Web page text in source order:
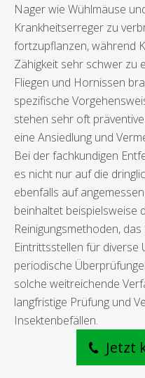
Nager wie Wühlmäuse
Krankheitserreger zu
fortzupflanzen, während
Zähigkeit sehr schwer zu
Fliegen und Hornissen
spezifische
stehen sehr oft
eine Ansiedlung und
Bei der fachkundigen
es nicht nur auf die
ebenfalls auf
beinhaltet beispielsweise
Reinigungsmethoden,
Eintrittsstellen für diverse
periodische
solche weitreichende
langfristige Prüfung und
Insektenbefällen.
Jetzt